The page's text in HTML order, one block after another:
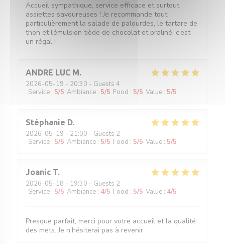
Accueil sympathique, service efficace et surtout
assiettes savoureuses ! Je recommande tout
particulièrement la salade de palourdes, le tartare de
thon et l’émulsion tiède de chocolat et praliné, c’est
un régal !
ANDRE LUC M
2026-05-19 - 20:30 - Guests 4
Service : 5/5 Ambiance : 5/5 Food : 5/5 Value : 5/5
Stéphanie D
2026-05-19 - 21:00 - Guests 2
Service : 5/5 Ambiance : 5/5 Food : 5/5 Value : 5/5
Joanic T
2026-05-18 - 19:30 - Guests 2
Service : 5/5 Ambiance : 4/5 Food : 5/5 Value : 4/5
Presque parfait, merci pour votre accueil et la qualité
des mets. Je n’hésiterai pas à revenir